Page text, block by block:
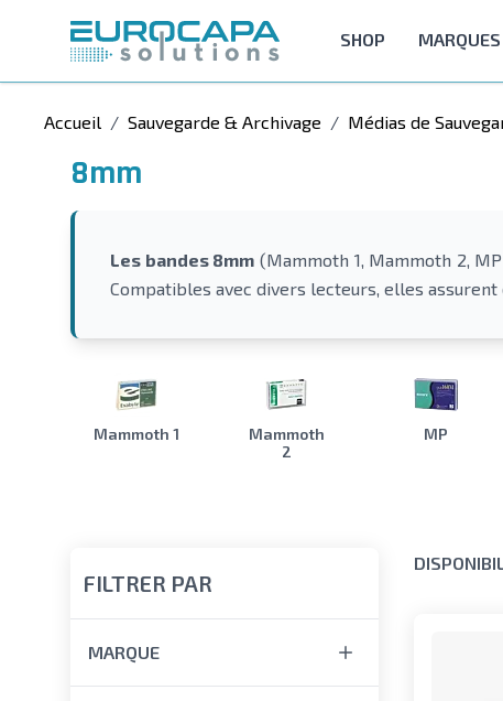
SHOP
MARQUES
Accueil / Sauvegarde & Archivage / Médias de
8mm
Les bandes 8mm (Mammoth 1, Mammoth 2,
Compatibles avec divers lecteurs, elles
Mammoth 1
Mammoth
2
MP
FILTRER PAR
MARQUE